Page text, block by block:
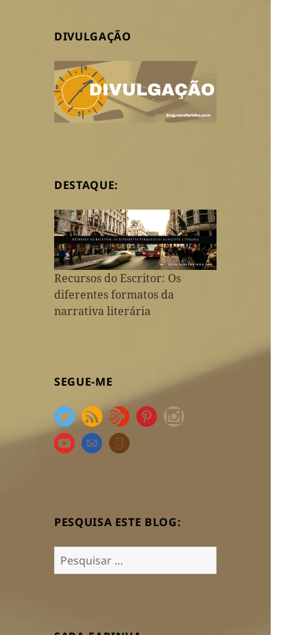
DIVULGAÇÃO
DESTAQUE:
Recursos do Escritor: Os
diferentes formatos da
narrativa literária
SEGUE-ME
PESQUISA ESTE BLOG:
Pesquisar
por: